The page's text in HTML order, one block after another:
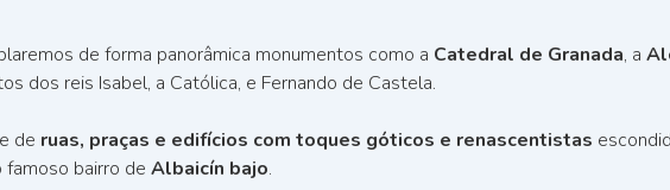
de forma panorâmica monumentos como a Catedral de Granada, a
dos reis Isabel, a Católica, e Fernando de Castela.
de ruas, praças e edifícios com toques góticos e renascentistas
famoso bairro de Albaicín bajo.